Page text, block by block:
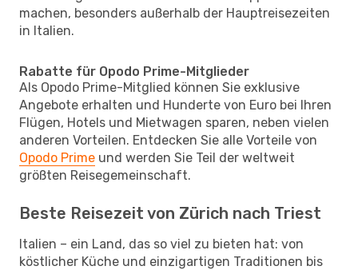
machen, besonders außerhalb der Hauptreisezeiten
in Italien.
Rabatte für Opodo Prime-Mitglieder
Als Opodo Prime-Mitglied können Sie exklusive
Angebote erhalten und Hunderte von Euro bei Ihren
Flügen, Hotels und Mietwagen sparen, neben vielen
anderen Vorteilen. Entdecken Sie alle Vorteile von
Opodo Prime und werden Sie Teil der weltweit
größten Reisegemeinschaft.
Beste Reisezeit von Zürich nach Triest
Italien – ein Land, das so viel zu bieten hat: von
köstlicher Küche und einzigartigen Traditionen bis